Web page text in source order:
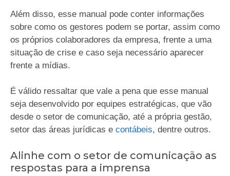
Além disso, esse manual pode conter informações
sobre como os gestores podem se portar, assim como
os próprios colaboradores da empresa, frente a uma
situação de crise e caso seja necessário aparecer
frente a mídias.
É válido ressaltar que vale a pena que esse manual
seja desenvolvido por equipes estratégicas, que vão
desde o setor de comunicação, até a própria gestão,
setor das áreas jurídicas e contábeis, dentre outros.
Alinhe com o setor de comunicação as
respostas para a imprensa